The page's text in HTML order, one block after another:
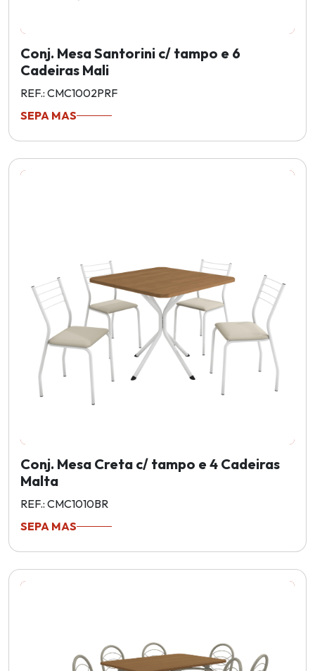
Conj. Mesa Santorini c/ tampo e 6
Cadeiras Mali
REF.: CMC1002PRF
SEPA MAS
Conj. Mesa Creta c/ tampo e 4 Cadeiras
Malta
REF.: CMC1010BR
SEPA MAS